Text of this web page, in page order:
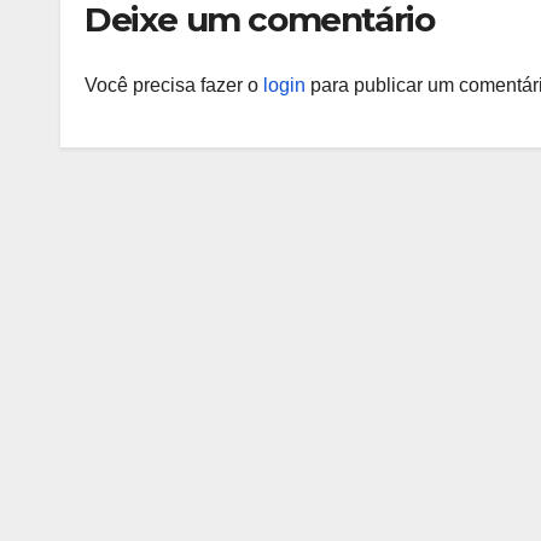
Deixe um comentário
Você precisa fazer o login para publicar um